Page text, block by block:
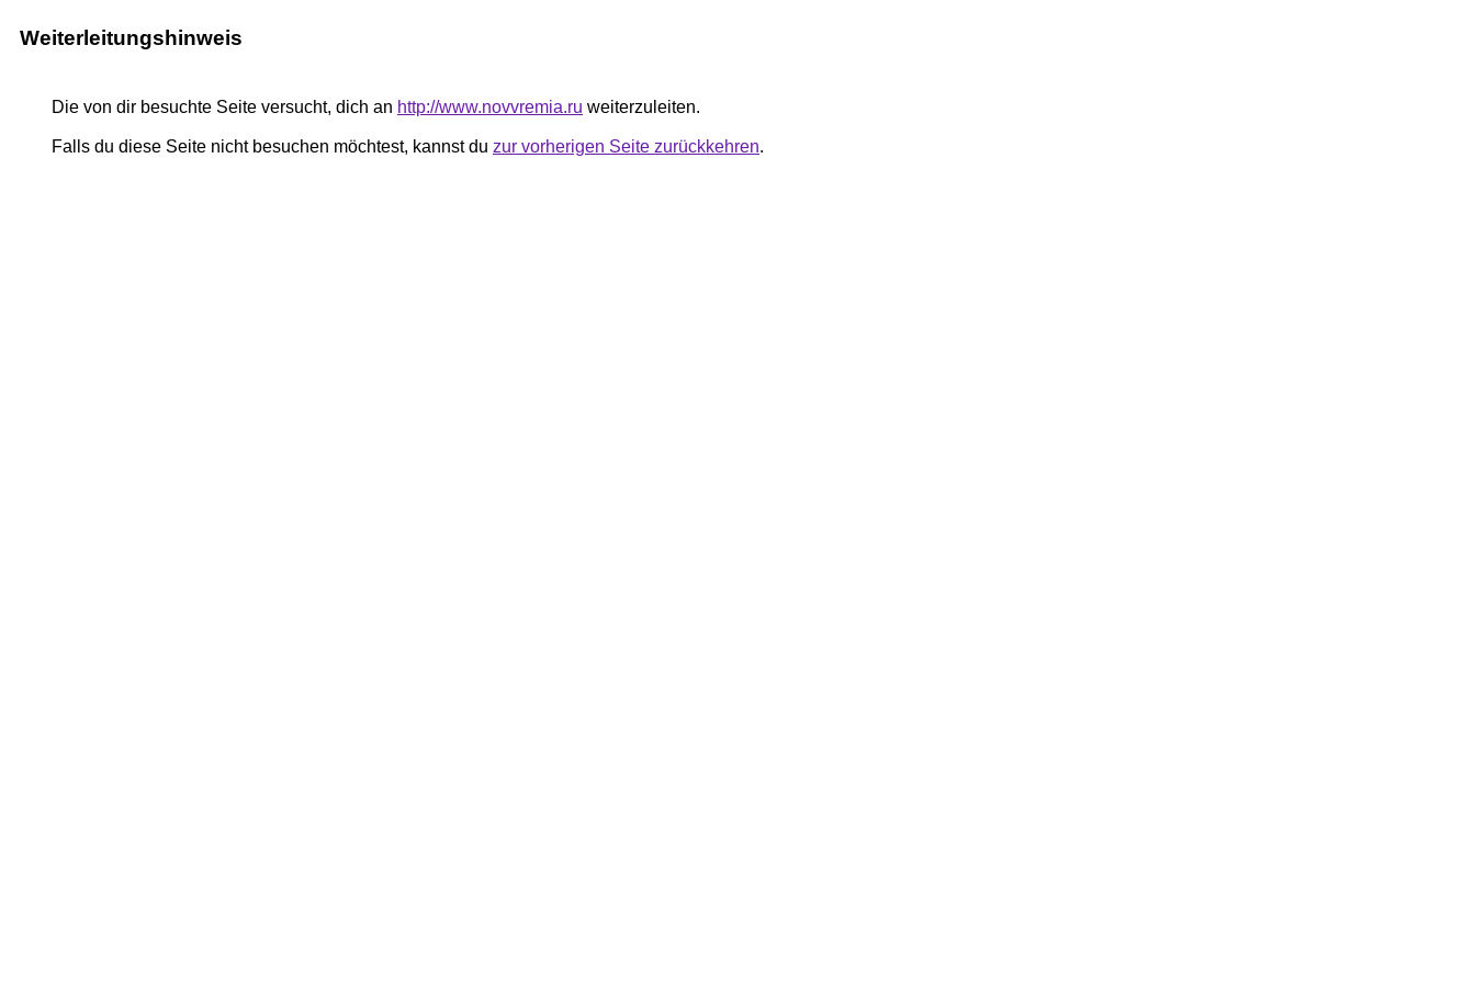
Weiterleitungshinweis
Die von dir besuchte Seite versucht, dich an http://www.novvremia.ru weiterzuleiten.
Falls du diese Seite nicht besuchen möchtest, kannst du zur vorherigen Seite zurückkehren.